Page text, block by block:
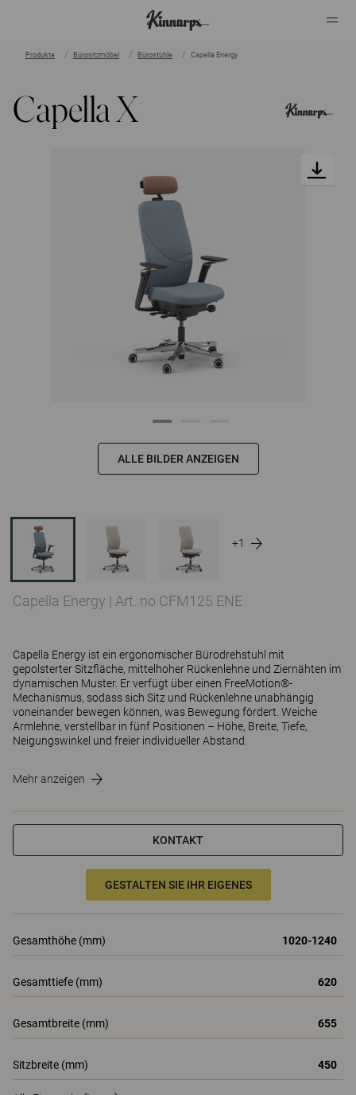
Produkte Bürositzmöbel Bürostühle Capella Energy
Capella X
ALLE BILDER ANZEIGEN
+1
Capella Energy | Art. no CFM125 ENE
Capella Energy ist ein ergonomischer Bürodrehstuhl mit
gepolsterter Sitzfläche, mittelhoher Rückenlehne und Ziernähten im
dynamischen Muster. Er verfügt über einen FreeMotion®-
Mechanismus, sodass sich Sitz und Rückenlehne unabhängig
voneinander bewegen können, was Bewegung fördert. Weiche
Armlehne, verstellbar in fünf Positionen – Höhe, Breite, Tiefe,
Neigungswinkel und freier individueller Abstand.
Mehr anzeigen
KONTAKT
GESTALTEN SIE IHR EIGENES
Gesamthöhe (mm) 1020-1240
Gesamttiefe (mm) 620
Gesamtbreite (mm) 655
Sitzbreite (mm) 450